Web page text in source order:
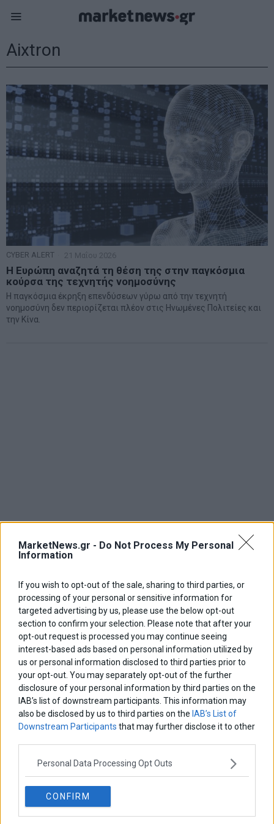
MarketNews.gr - Do Not Process My Personal
Information
If you wish to opt-out of the sale, sharing to third parties, or
processing of your personal or sensitive information for
targeted advertising by us, please use the below opt-out
section to confirm your selection. Please note that after your
opt-out request is processed you may continue seeing
interest-based ads based on personal information utilized by
us or personal information disclosed to third parties prior to
your opt-out. You may separately opt-out of the further
disclosure of your personal information by third parties on the
IAB’s list of downstream participants. This information may
also be disclosed by us to third parties on the IAB’s List of
Downstream Participants that may further disclose it to other
Personal Data Processing Opt Outs
CONFIRM
Aixtron
CYBER ALERT 21 Μαΐου 2026
Η Ευρώπη αναζητά τη θέση της στην παγκόσμια
κούρσα της τεχνητής νοημοσύνης
Η παγκόσμια έκρηξη επενδύσεων γύρω από την τεχνητή
νοημοσύνη δεν περιορίζεται πλέον στις Ηνωμένες Πολιτείες και
την Κίνα.
ΑΡΘΡΟΓΡΑΦΟΙ
Ελευθερία Κούρταλη
Οι «τιμωροί» των ομολόγων επέστρεψαν
Η αληθινή παιδεία ξεκινά από την ψυχή…
Σταματίνα Σταματάκου
Η βία κατά των ζώων δεν αντέχει βολικές ερμηνείες
Δημήτρης Καμπουράκης
ψάχνει τον επόμενο Μεσσία